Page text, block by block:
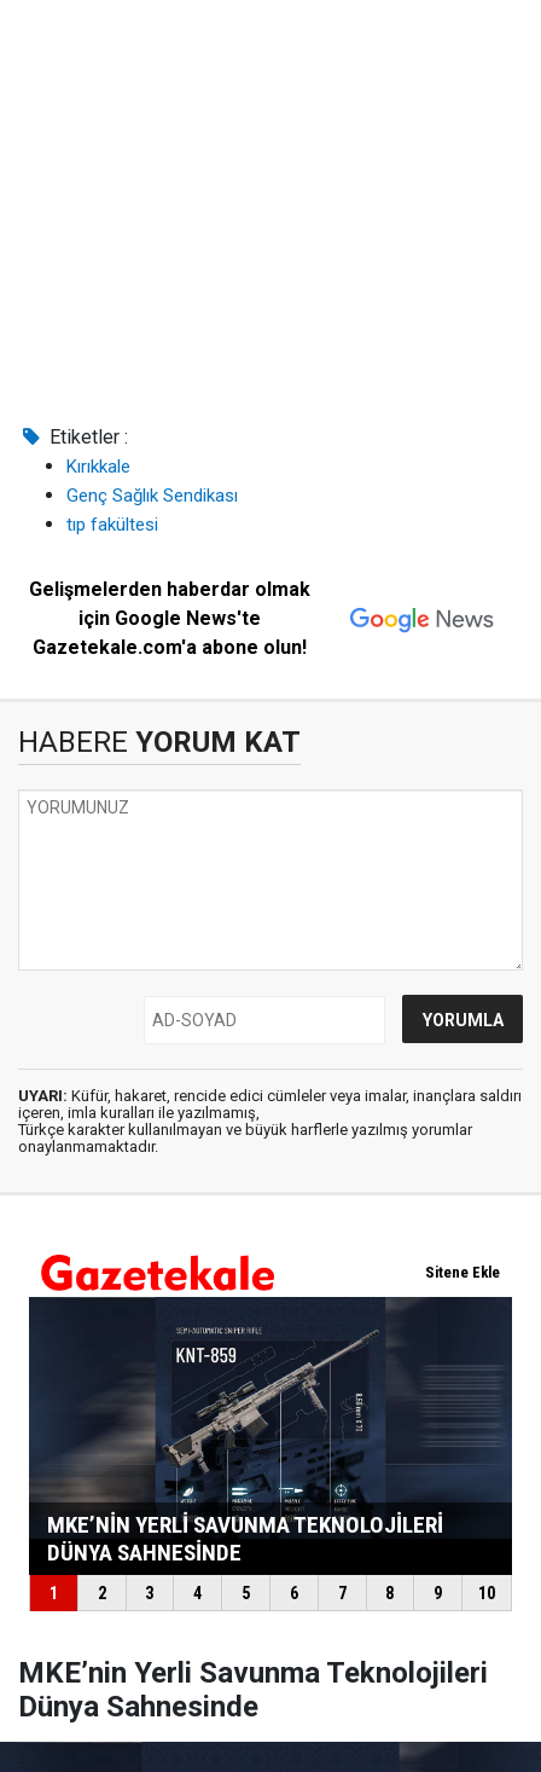
Etiketler :
Kırıkkale
Genç Sağlık Sendikası
tıp fakültesi
Gelişmelerden haberdar olmak
için Google News'te
Gazetekale.com'a abone olun!
HABERE YORUM KAT
UYARI: Küfür, hakaret, rencide edici cümleler veya imalar, inançlara saldırı
içeren, imla kuralları ile yazılmamış,
Türkçe karakter kullanılmayan ve büyük harflerle yazılmış yorumlar
onaylanmamaktadır.
MKE’nin Yerli Savunma Teknolojileri
Dünya Sahnesinde